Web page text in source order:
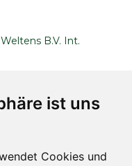
ist uns
Cookies und
B.V. Int.
für eine nachhaltige